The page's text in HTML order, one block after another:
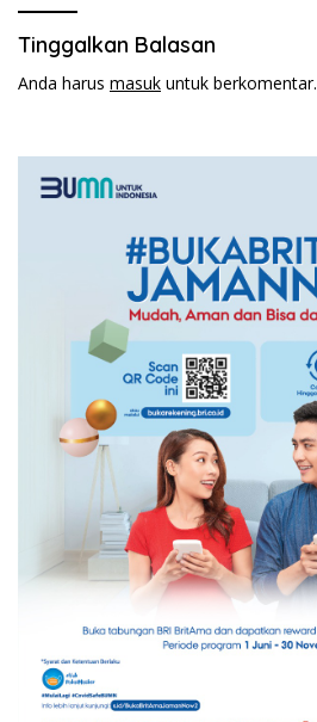
Tinggalkan Balasan
Anda harus masuk untuk berkomentar.